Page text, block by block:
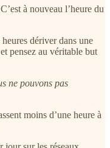
à nouveau l’heure du
dériver dans une
pensez au véritable but
ne pouvons pas
moins d’une heure à